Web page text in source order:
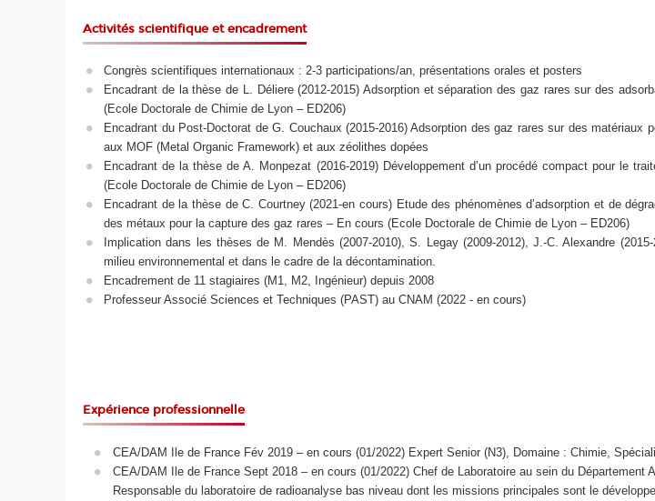
Activités scientifique et encadrement
Congrès scientifiques internationaux : 2-3 participations/an, présentations orales et posters
Encadrant de la thèse de L. Déliere (2012-2015) Adsorption et séparation des gaz rares sur des
(Ecole Doctorale de Chimie de Lyon – ED206)
Encadrant du Post-Doctorat de G. Couchaux (2015-2016) Adsorption des gaz rares sur des matériaux
aux MOF (Metal Organic Framework) et aux zéolithes dopées
Encadrant de la thèse de A. Monpezat (2016-2019) Développement d’un procédé compact pour le
(Ecole Doctorale de Chimie de Lyon – ED206)
Encadrant de la thèse de C. Courtney (2021-en cours) Etude des phénomènes d’adsorption et de
des métaux pour la capture des gaz rares – En cours (Ecole Doctorale de Chimie de Lyon – ED206)
Implication dans les thèses de M. Mendès (2007-2010), S. Legay (2009-2012), J.-C. Alexandre
milieu environnemental et dans le cadre de la décontamination.
Encadrement de 11 stagiaires (M1, M2, Ingénieur) depuis 2008
Professeur Associé Sciences et Techniques (PAST) au CNAM (2022 - en cours)
Expérience professionnelle
CEA/DAM Ile de France Fév 2019 – en cours (01/2022) Expert Senior (N3), Domaine : Chimie,
CEA/DAM Ile de France Sept 2018 – en cours (01/2022) Chef de Laboratoire au sein du Département
Responsable du laboratoire de radioanalyse bas niveau dont les missions principales sont le